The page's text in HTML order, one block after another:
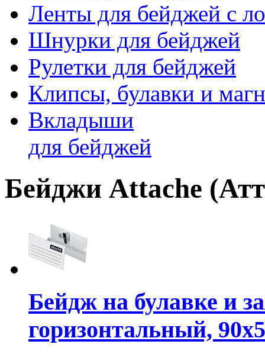
Ленты для бейджей с
Шнурки для бейджей
Рулетки для бейджей
Клипсы, булавки и
Вкладыши
для бейджей
Бейджи Attache
Бейдж на булавке и
горизонтальный,